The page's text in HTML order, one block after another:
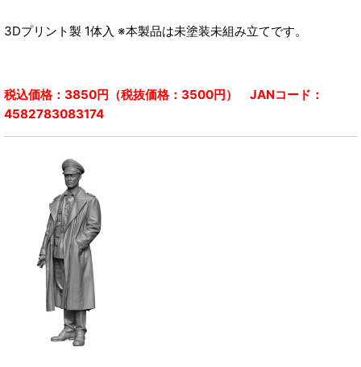
3Dプリント製 1体入 ※本製品は未塗装未組み立てです。
税込価格：3850円（税抜価格：3500円） JANコード：
4582783083174